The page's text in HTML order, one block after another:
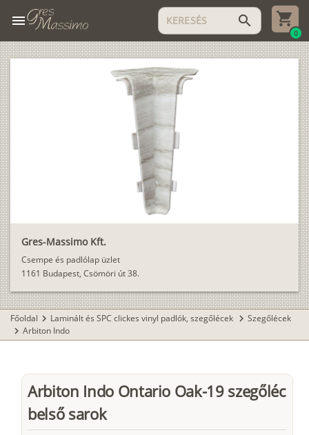
menu search
0
Gres-Massimo Kft.
Csempe és padlólap üzlet
1161 Budapest, Csömöri út 38.
Főoldal chevron_right Laminált és SPC clickes vinyl padlók, szegőlécek chevron_right Szegőlécek
chevron_right Arbiton Indo
Arbiton Indo Ontario Oak-19 szegőléc
belső sarok